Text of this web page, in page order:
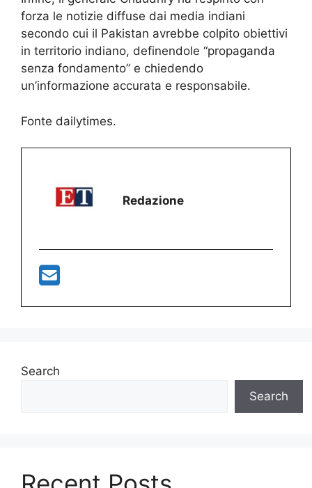
forza le notizie diffuse dai media indiani
secondo cui il Pakistan avrebbe colpito obiettivi
in territorio indiano, definendole “propaganda
senza fondamento” e chiedendo
un’informazione accurata e responsabile.
Fonte dailytimes.
Redazione
Search
Search